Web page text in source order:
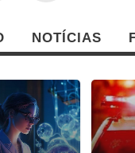
NOTÍCIAS